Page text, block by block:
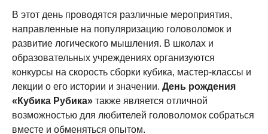
В этот день проводятся различные мероприятия,
направленные на популяризацию головоломок и
развитие логического мышления. В школах и
образовательных учреждениях организуются
конкурсы на скорость сборки кубика, мастер-классы и
лекции о его истории и значении. День рождения
«Кубика Рубика» также является отличной
возможностью для любителей головоломок собраться
вместе и обменяться опытом.